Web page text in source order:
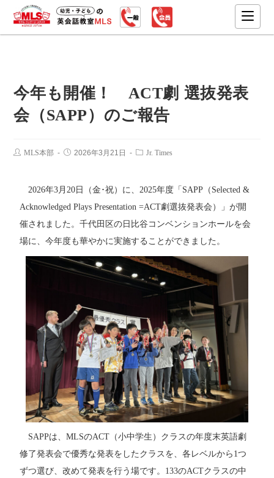
今年も開催！ ACT劇 選抜発表
会（SAPP）のご報告
MLS本部 2026年3月21日 Jr. Times
2026年3月20日（金･祝）に、2025年度「SAPP（Selected &
Acknowledged Plays Presentation =ACT劇選抜発表会）」が開
催されました。千代田区の日比谷コンベンションホールを会
場に、今年度も華やかに実施することができました。
SAPPは、MLSのACT（小中学生）クラスの年度末英語劇
修了発表会で優秀な発表をしたクラスを、各レベルから1つ
ずつ選び、改めて発表を行う場です。133のACTクラスの中